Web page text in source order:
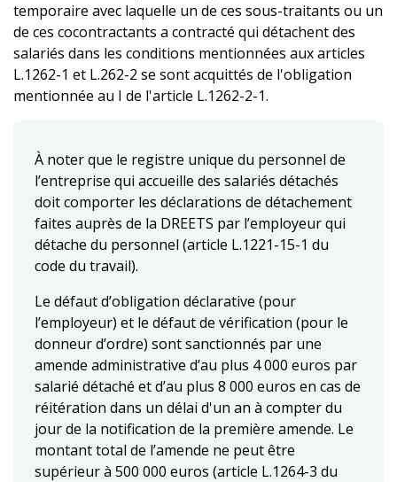
temporaire avec laquelle un de ces sous-traitants ou un
de ces cocontractants a contracté qui détachent des
salariés dans les conditions mentionnées aux articles
L.1262-1 et L.262-2 se sont acquittés de l'obligation
mentionnée au I de l'article L.1262-2-1.
À noter que le registre unique du personnel de
l’entreprise qui accueille des salariés détachés
doit comporter les déclarations de détachement
faites auprès de la DREETS par l’employeur qui
détache du personnel (article L.1221-15-1 du
code du travail).
Le défaut d’obligation déclarative (pour
l’employeur) et le défaut de vérification (pour le
donneur d’ordre) sont sanctionnés par une
amende administrative d’au plus 4 000 euros par
salarié détaché et d’au plus 8 000 euros en cas de
réitération dans un délai d'un an à compter du
jour de la notification de la première amende. Le
montant total de l’amende ne peut être
supérieur à 500 000 euros (article L.1264-3 du